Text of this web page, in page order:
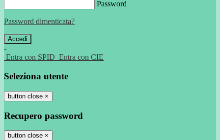
Password
Password dimenticata?
-
Entra con SPID Entra con CIE
Seleziona utente
button close ×
Recupero password
button close ×